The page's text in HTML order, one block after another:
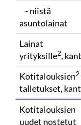
- niistä
asuntolainat
Lainat
yrityksille2,
Kotitalouksien2
talletukset,
Kotitalouksien
uudet nostetut